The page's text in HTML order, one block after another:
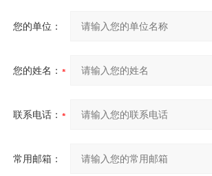
您的单位：
您的姓名：
联系电话：
常用邮箱：